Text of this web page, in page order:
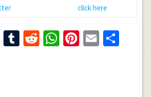
click here
Tumblr
RedditWhatsApp
Pinterest
Email